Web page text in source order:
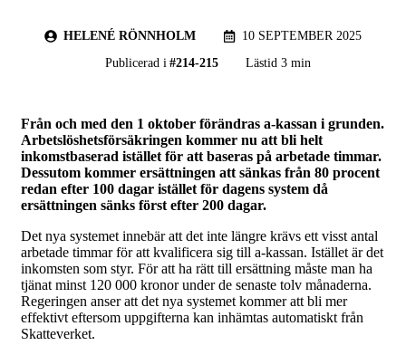
HELENÉ RÖNNHOLM
10 SEPTEMBER 2025
Publicerad i #214-215 Lästid 3 min
Från och med den 1 oktober förändras a-kassan i grunden.
Arbetslöshetsförsäkringen kommer nu att bli helt
inkomstbaserad istället för att baseras på arbetade timmar.
Dessutom kommer ersättningen att sänkas från 80 procent
redan efter 100 dagar istället för dagens system då
ersättningen sänks först efter 200 dagar.
Det nya systemet innebär att det inte längre krävs ett visst antal
arbetade timmar för att kvalificera sig till a-kassan. Istället är det
inkomsten som styr. För att ha rätt till ersättning måste man ha
tjänat minst 120 000 kronor under de senaste tolv månaderna.
Regeringen anser att det nya systemet kommer att bli mer
effektivt eftersom uppgifterna kan inhämtas automatiskt från
Skatteverket.